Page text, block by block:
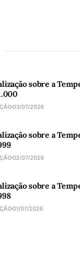
sobre a
03/07/2026
sobre a
02/07/2026
sobre a
01/07/2026